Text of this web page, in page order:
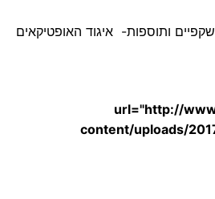
ותוספות- איגוד האופטיקאים
url="http://
content/uploads/